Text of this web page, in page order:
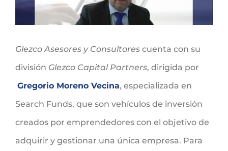
Glezco Asesores y Consultores cuenta con su
división Glezco Capital Partners, dirigida por
Gregorio Moreno Vecina, especializada en
Search Funds, que son vehículos de inversión
creados por emprendedores con el objetivo de
adquirir y gestionar una única empresa. Para